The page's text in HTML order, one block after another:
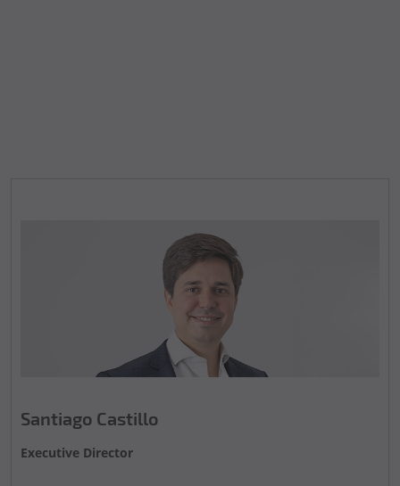
Santiago Castillo
Executive Director